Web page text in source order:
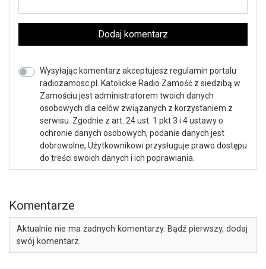
Dodaj komentarz
Wysyłając komentarz akceptujesz regulamin portalu
radiozamosc.pl. Katolickie Radio Zamość z siedzibą w
Zamościu jest administratorem twoich danych
osobowych dla celów związanych z korzystaniem z
serwisu. Zgodnie z art. 24 ust. 1 pkt 3 i 4 ustawy o
ochronie danych osobowych, podanie danych jest
dobrowolne, Użytkownikowi przysługuje prawo dostępu
do treści swoich danych i ich poprawiania.
Komentarze
Aktualnie nie ma żadnych komentarzy. Bądź pierwszy, dodaj
swój komentarz.